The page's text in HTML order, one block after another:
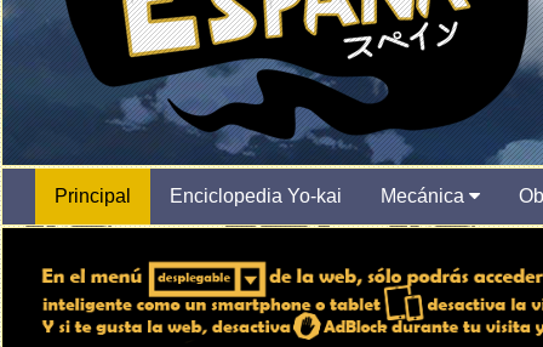
Principal Enciclopedia Yo-kai Mecánica